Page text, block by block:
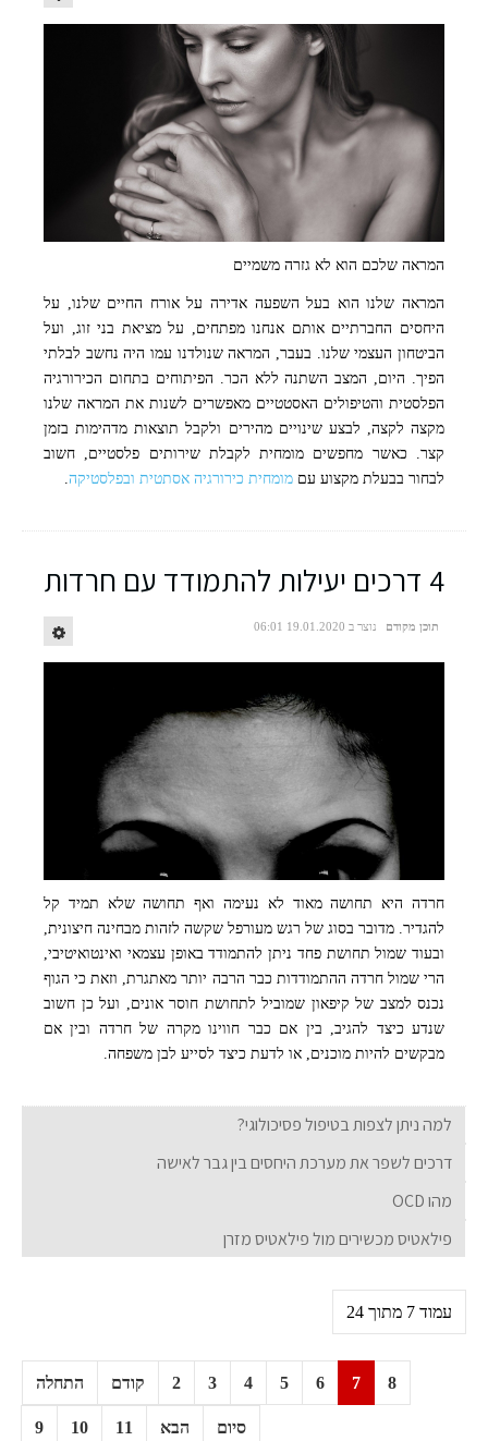
המראה שלכם הוא לא גזרה משמיים
המראה שלנו הוא בעל השפעה אדירה על אורח החיים שלנו, על
היחסים החברתיים אותם אנחנו מפתחים, על מציאת בני זוג, ועל
הביטחון העצמי שלנו. בעבר, המראה שנולדנו עמו היה נחשב לבלתי
הפיך. היום, המצב השתנה ללא הכר. הפיתוחים בתחום הכירורגיה
הפלסטית והטיפולים האסטטיים מאפשרים לשנות את המראה שלנו
מקצה לקצה, לבצע שינויים מהירים ולקבל תוצאות מדהימות בזמן
קצר. כאשר מחפשים מומחית לקבלת שירותים פלסטיים, חשוב
לבחור בבעלת מקצוע עם מומחית כירורגיה אסתטית ובפלסטיקה.
4 דרכים יעילות להתמודד עם חרדות
תוכן מקודם נוצר ב 19.01.2020 06:01
חרדה היא תחושה מאוד לא נעימה ואף תחושה שלא תמיד קל
להגדיר. מדובר בסוג של רגש מעורפל שקשה לזהות מבחינה חיצונית,
ובעוד שמול תחושת פחד ניתן להתמודד באופן עצמאי ואינטואיטיבי,
הרי שמול חרדה ההתמודדות כבר הרבה יותר מאתגרת, וזאת כי הגוף
נכנס למצב של קיפאון שמוביל לתחושת חוסר אונים, ועל כן חשוב
שנדע כיצד להגיב, בין אם כבר חווינו מקרה של חרדה ובין אם
מבקשים להיות מוכנים, או לדעת כיצד לסייע לבן משפחה.
למה ניתן לצפות בטיפול פסיכולוגי?
דרכים לשפר את מערכת היחסים בין גבר לאישה
מהו OCD
פילאטיס מכשירים מול פילאטיס מזרן
עמוד 7 מתוך 24
התחלה קודם 2 3 4 5 6 7 8
9 10 11 הבא סיום